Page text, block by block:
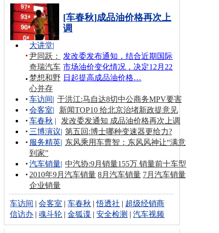
[车春秋]成品油价格再次上
调
发改委发布通知，结合近期国际
市场油价变化情况，决定12月22
日起提高成品油价格…
大讲堂|
尹同跃：
奇瑞汽车
梦想和野
心并存
车访间| 于洪江:马自达8切中公商务MPV要害
会客室|
新闻TOP10 给北京治堵新政提意见
车春秋 |
发改委发通知 成品油价格再次上调
三博演议| 第五回:博士哪种变速器更给力?
服务精英| 东风乘用车曹智：东风风神让“满意
到家”
汽车销量| 中汽协:9月销量155万 销量前十车型
2010年9月汽车销量 8月汽车销量 7月汽车销量
企业销量
车访间 |会客室 |车春秋 |悟透社 | 超级经销商
信访办 |魂斗轮 |金狐谍 |安全检测 |汽车视频